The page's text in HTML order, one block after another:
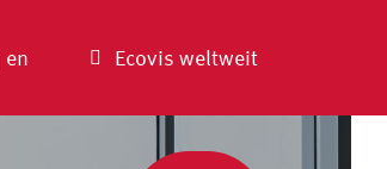
en Ecovis weltweit